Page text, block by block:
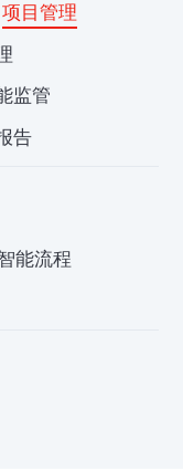
项目管理
监管
告
能流程